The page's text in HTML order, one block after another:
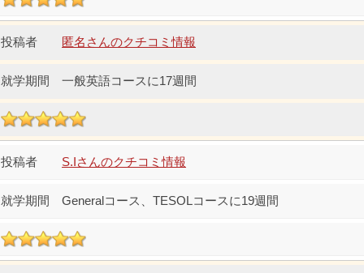
匿名さんのクチコミ情報
一般英語コースに17週間
S.Iさんのクチコミ情報
Generalコース、TESOLコースに19週間